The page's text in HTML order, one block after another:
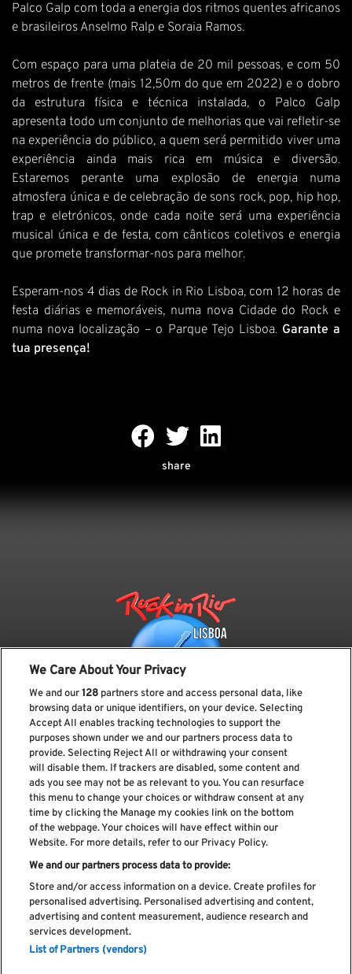
Palco Galp com toda a energia dos ritmos quentes africanos
e brasileiros Anselmo Ralp e Soraia Ramos.
Com espaço para uma plateia de 20 mil pessoas, e com 50
metros de frente (mais 12,50m do que em 2022) e o dobro
da estrutura física e técnica instalada, o Palco Galp
apresenta todo um conjunto de melhorias que vai refletir-se
na experiência do público, a quem será permitido viver uma
experiência ainda mais rica em música e diversão.
Estaremos perante uma explosão de energia numa
atmosfera única e de celebração de sons rock, pop, hip hop,
trap e eletrónicos, onde cada noite será uma experiência
musical única e de festa, com cânticos coletivos e energia
que promete transformar-nos para melhor.
Esperam-nos 4 dias de Rock in Rio Lisboa, com 12 horas de
festa diárias e memoráveis, numa nova Cidade do Rock e
numa nova localização – o Parque Tejo Lisboa. Garante a
tua presença!
share
Subscreve a nossa newsletter
Li e aceito os Política de privacidade
Livro de Reclamações
Livro de Elogios
Política de cookies
We Care About Your Privacy
We and our128 partners store and access personal data, like
browsing data or unique identifiers, on your device. Selecting
Accept All enables tracking technologies to support the
purposes shown under we and our partners process data to
provide. Selecting Reject All or withdrawing your consent
will disable them. If trackers are disabled, some content and
ads you see may not be as relevant to you. You can resurface
this menu to change your choices or withdraw consent at any
time by clicking the Manage my cookies link on the bottom
of the webpage. Your choices will have effect within our
Website. For more details, refer to our Privacy Policy.
We and our partners process data to provide:
Store and/or access information on a device. Create profiles for
personalised advertising. Personalised advertising and content,
advertising and content measurement, audience research and
services development.
List of Partners (vendors)